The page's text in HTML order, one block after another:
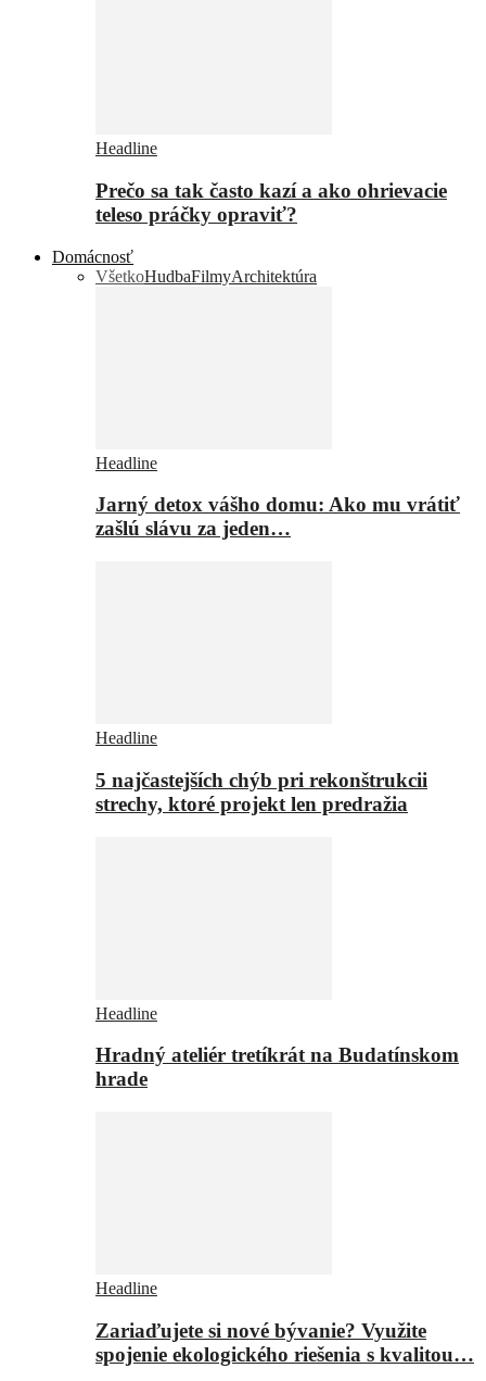
Headline
Prečo sa tak často kazí a ako ohrievacie
teleso práčky opraviť?
Domácnosť
VšetkoHudbaFilmyArchitektúra
Headline
Jarný detox vášho domu: Ako mu vrátiť
zašlú slávu za jeden…
Headline
5 najčastejších chýb pri rekonštrukcii
strechy, ktoré projekt len predražia
Headline
Hradný ateliér tretíkrát na Budatínskom
hrade
Headline
Zariaďujete si nové bývanie? Využite
spojenie ekologického riešenia s kvalitou…